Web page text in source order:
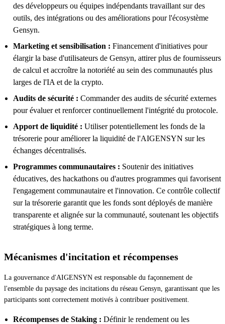
des développeurs ou équipes indépendants travaillant sur des
outils, des intégrations ou des améliorations pour l'écosystème
Gensyn.
Marketing et sensibilisation : Financement d'initiatives pour
élargir la base d'utilisateurs de Gensyn, attirer plus de fournisseurs
de calcul et accroître la notoriété au sein des communautés plus
larges de l'IA et de la crypto.
Audits de sécurité : Commander des audits de sécurité externes
pour évaluer et renforcer continuellement l'intégrité du protocole.
Apport de liquidité : Utiliser potentiellement les fonds de la
trésorerie pour améliorer la liquidité de l'AIGENSYN sur les
échanges décentralisés.
Programmes communautaires : Soutenir des initiatives
éducatives, des hackathons ou d'autres programmes qui favorisent
l'engagement communautaire et l'innovation. Ce contrôle collectif
sur la trésorerie garantit que les fonds sont déployés de manière
transparente et alignée sur la communauté, soutenant les objectifs
stratégiques à long terme.
Mécanismes d'incitation et récompenses
La gouvernance d'AIGENSYN est responsable du façonnement de
l'ensemble du paysage des incitations du réseau Gensyn, garantissant que les
participants sont correctement motivés à contribuer positivement.
Récompenses de Staking : Définir le rendement ou les